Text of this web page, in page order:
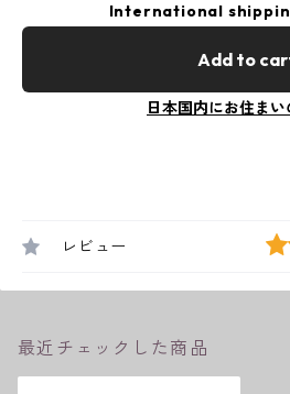
International
Add to
日本国内にお住まい
レビュー
最近チェックした商品